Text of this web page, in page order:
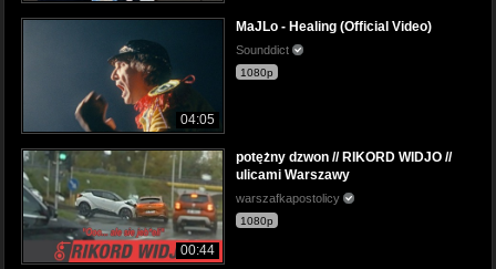
04:05
MaJLo - Healing (Official Video)
Sounddict
1080p
00:44
potężny dzwon // RIKORD WIDJO //
ulicami Warszawy
warszafkapostolicy
1080p